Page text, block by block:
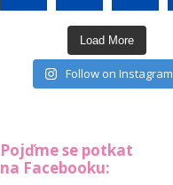
Load More
Follow on Instagram
Pojďme se potkat
na Facebooku: